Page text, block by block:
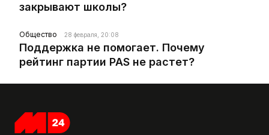
закрывают школы?
Общество 28 февраля, 20:08
Поддержка не помогает. Почему
рейтинг партии PAS не растет?